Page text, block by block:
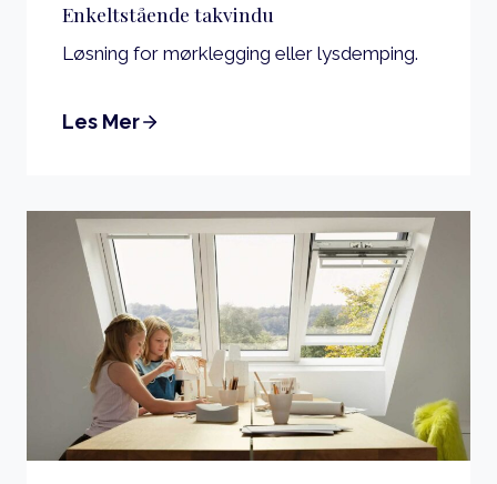
Enkeltstående takvindu
Løsning for mørklegging eller lysdemping.
Les Mer